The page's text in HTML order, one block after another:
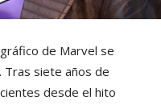
de Marvel se
Tras siete años de
desde el hito